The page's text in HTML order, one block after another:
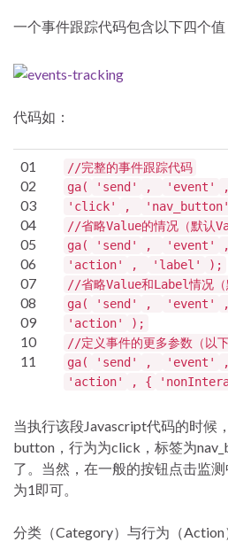
一个事件跟踪代码包含以下四个值
代码如：
01
02
03
04
05
06
07
08
09
10
11
//完整的事件跟踪代码
ga(
'send' , 'event'
'click'
, 'nav_button'
//省略Value的情况（默认
ga(
'send' , 'event'
'action'
, 'label'
);
//省略Value和Label情况（
ga(
'send' , 'event'
'action'
);
//定义事件的更多参数（以下
ga(
'send' , 'event'
'action'
, {
当执行该段Javascript代码的时候
button，行为为click，标签为
了。当然，在一般的按钮点击监
为1即可。
分类（Category）与行为（